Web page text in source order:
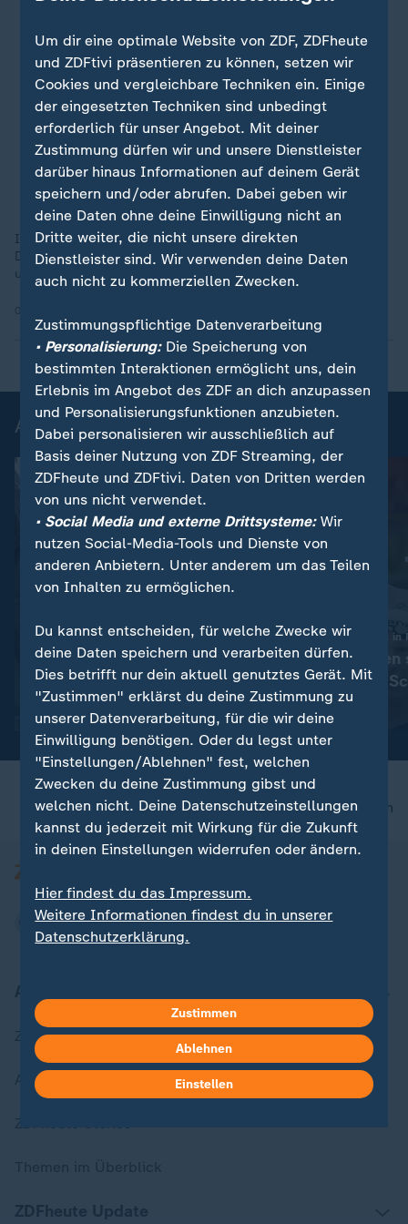
In Deutschland sind Eurasische Eichhörnchen weit verbreitet.
Die Zerstörung von Wäldern, der Straßenverkehr oder
ungesicherte Regentonnen gefährden die Tiere.
Aktuelle Videos
Feuerwehr schlägt Scheibe ein
Hund bei Hitze im Auto
Europameisterschaft in
So unterstützen
Deutschlands
Stars
Video
nach oben
Zuletzt veröffentlicht
Aktuelle Sendungs-Videos
ZDFheute Stories
Um dir eine optimale Website von ZDF, ZDFheute
und ZDFtivi präsentieren zu können, setzen wir
Cookies und vergleichbare Techniken ein. Einige
der eingesetzten Techniken sind unbedingt
erforderlich für unser Angebot. Mit deiner
Zustimmung dürfen wir und unsere Dienstleister
darüber hinaus Informationen auf deinem Gerät
speichern und/oder abrufen. Dabei geben wir
deine Daten ohne deine Einwilligung nicht an
Dritte weiter, die nicht unsere direkten
Dienstleister sind. Wir verwenden deine Daten
auch nicht zu kommerziellen Zwecken.
Zustimmungspflichtige Datenverarbeitung
• Personalisierung:Die Speicherung von
bestimmten Interaktionen ermöglicht uns, dein
Erlebnis im Angebot des ZDF an dich anzupassen
und Personalisierungsfunktionen anzubieten.
Dabei personalisieren wir ausschließlich auf
Basis deiner Nutzung von ZDF Streaming, der
ZDFheute und ZDFtivi. Daten von Dritten werden
von uns nicht verwendet.
• Social Media und externe Drittsysteme:Wir
nutzen Social-Media-Tools und Dienste von
anderen Anbietern. Unter anderem um das Teilen
von Inhalten zu ermöglichen.
Du kannst entscheiden, für welche Zwecke wir
deine Daten speichern und verarbeiten dürfen.
Dies betrifft nur dein aktuell genutztes Gerät. Mit
"Zustimmen" erklärst du deine Zustimmung zu
unserer Datenverarbeitung, für die wir deine
Einwilligung benötigen. Oder du legst unter
"Einstellungen/Ablehnen" fest, welchen
Zwecken du deine Zustimmung gibst und
welchen nicht. Deine Datenschutzeinstellungen
kannst du jederzeit mit Wirkung für die Zukunft
in deinen Einstellungen widerrufen oder ändern.
Hier findest du das Impressum.
Weitere Informationen findest du in unserer
Datenschutzerklärung.
Zustimmen
Ablehnen
Einstellen